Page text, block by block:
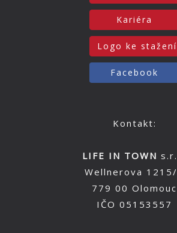
Kariéra
Logo ke stažení
Facebook
Kontakt:
LIFE IN TOWN
Wellnerova 1215/
779 00 Olomouc
IČO 05153557